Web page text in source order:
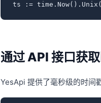
ts :=
通过 API 接口获
YesApi 提供了毫秒级的时间